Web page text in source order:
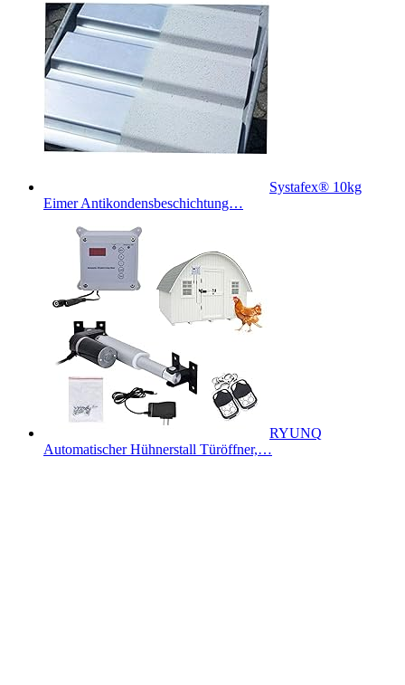
Systafex® 10kg
Eimer Antikondensbeschichtung…
RYUNQ
Automatischer Hühnerstall Türöffner,…